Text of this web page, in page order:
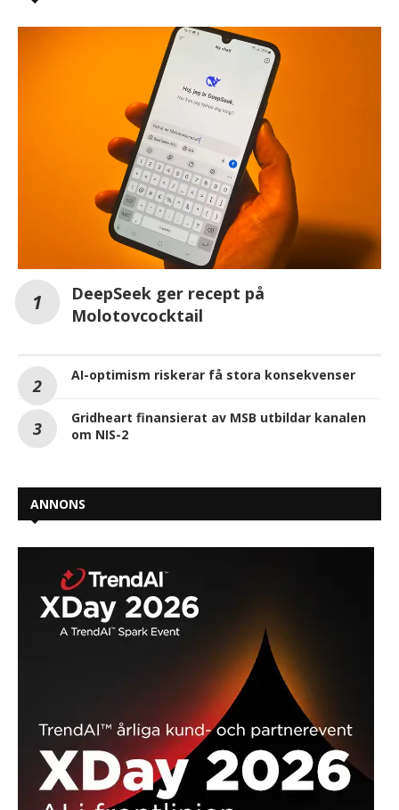
DeepSeek ger recept på
Molotovcocktail
AI-optimism riskerar få stora konsekvenser
Gridheart finansierat av MSB utbildar kanalen
om NIS-2
ANNONS